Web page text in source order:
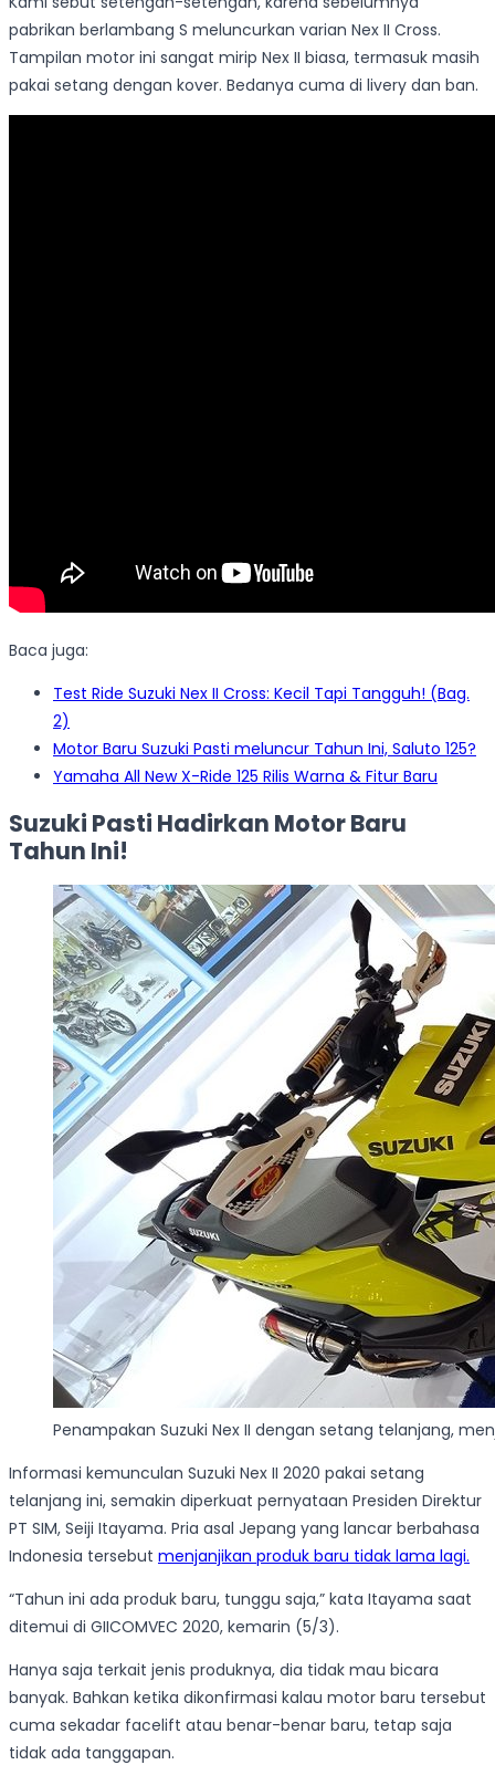
pabrikan berlambang S meluncurkan varian Nex II Cross.
Tampilan motor ini sangat mirip Nex II biasa, termasuk masih
pakai setang dengan kover. Bedanya cuma di livery dan ban.
Baca juga:
Test Ride Suzuki Nex II Cross: Kecil Tapi Tangguh! (Bag.
2)
Motor Baru Suzuki Pasti meluncur Tahun Ini, Saluto 125?
Yamaha All New X-Ride 125 Rilis Warna & Fitur Baru
Suzuki Pasti Hadirkan Motor Baru
Tahun Ini!
Penampakan Suzuki Nex II dengan setang telanjang,
Informasi kemunculan Suzuki Nex II 2020 pakai setang
telanjang ini, semakin diperkuat pernyataan Presiden Direktur
PT SIM, Seiji Itayama. Pria asal Jepang yang lancar berbahasa
Indonesia tersebut menjanjikan produk baru tidak lama lagi.
“Tahun ini ada produk baru, tunggu saja,” kata Itayama saat
ditemui di GIICOMVEC 2020, kemarin (5/3).
Hanya saja terkait jenis produknya, dia tidak mau bicara
banyak. Bahkan ketika dikonfirmasi kalau motor baru tersebut
cuma sekadar facelift atau benar-benar baru, tetap saja
tidak ada tanggapan.